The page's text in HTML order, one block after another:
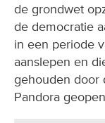
de grondwet
de democratie
in een periode
aanslepen en
gehouden door
Pandora